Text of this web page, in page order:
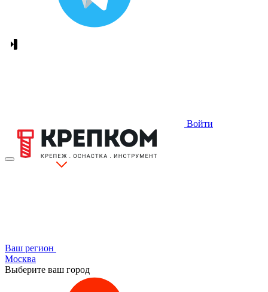
Войти
Ваш регион
Москва
Выберите ваш город